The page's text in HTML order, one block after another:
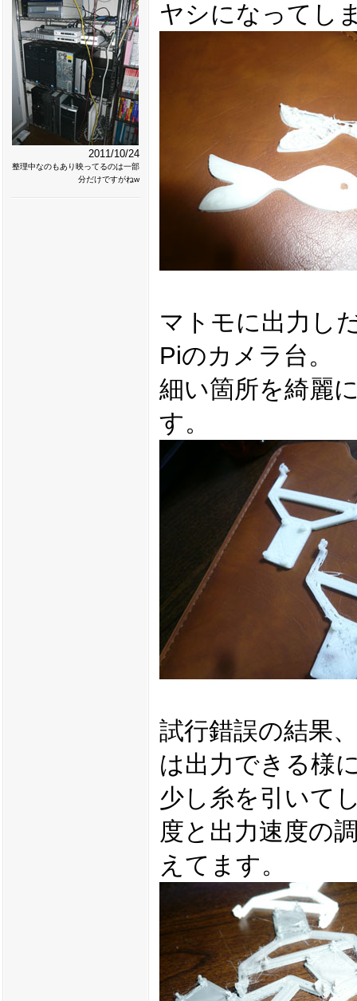
2011/10/24
整理中なのもあり映ってるのは一部
分だけですがねw
ヤシになってし
マトモに出力し
Piのカメラ台。
細い箇所を綺麗
す。
試行錯誤の結果
は出力できる様
少し糸を引いて
度と出力速度の
えてます。